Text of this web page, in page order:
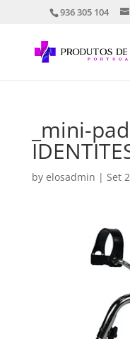
936 305 104
_mini-
by elosadmin | Set